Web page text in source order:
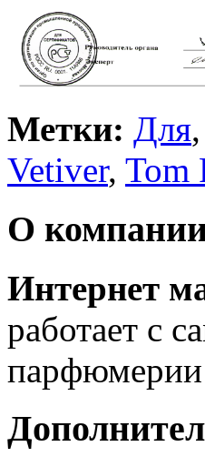
Метки: Для,
Vetiver, Tom
О
Интернет
работает с
парфюмерии